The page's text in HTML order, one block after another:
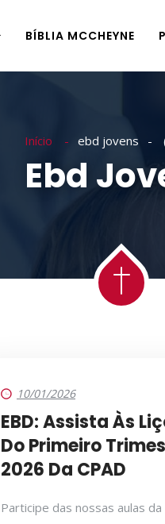
BÍBLIA MCCHEYNE
Início ebd jovens
Ebd
10/01/2026
EBD: Assista Às
Do Primeiro
2026 Da CPAD
Participe das nossas aulas da